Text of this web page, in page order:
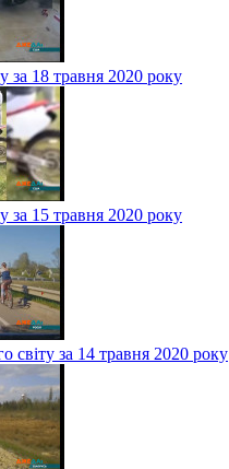
за 18 травня 2020 року
за 15 травня 2020 року
світу за 14 травня 2020 року